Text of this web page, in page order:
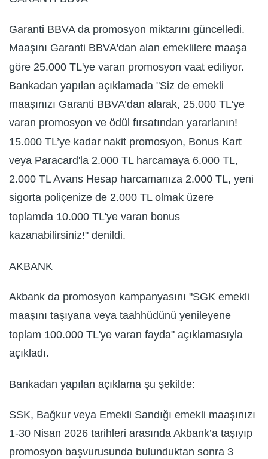
Garanti BBVA da promosyon miktarını güncelledi.
Maaşını Garanti BBVA'dan alan emeklilere maaşa
göre 25.000 TL'ye varan promosyon vaat ediliyor.
Bankadan yapılan açıklamada "Siz de emekli
maaşınızı Garanti BBVA’dan alarak, 25.000 TL'ye
varan promosyon ve ödül fırsatından yararlanın!
15.000 TL’ye kadar nakit promosyon, Bonus Kart
veya Paracard'la 2.000 TL harcamaya 6.000 TL,
2.000 TL Avans Hesap harcamanıza 2.000 TL, yeni
sigorta poliçenize de 2.000 TL olmak üzere
toplamda 10.000 TL'ye varan bonus
kazanabilirsiniz!" denildi.
AKBANK
Akbank da promosyon kampanyasını "​​​​​SGK emekli
maaşını taşıyana veya taahhüdünü yenileyene
toplam 100.000 TL'ye varan fayda​" açıklamasıyla
açıkladı.
Bankadan yapılan açıklama şu şekilde:
SSK, Bağkur veya Emekli Sandığı emekli maaşınızı
1-30 Nisan 2026 tarihleri arasında Akbank’a taşıyıp
promosyon başvurusunda bulunduktan sonra 3